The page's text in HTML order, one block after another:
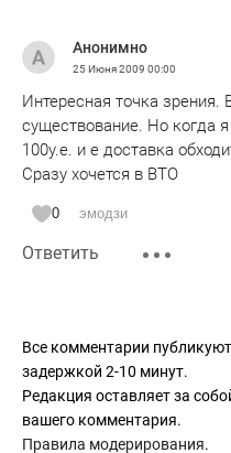
Анонимно
25 Июня 2009 00:00
Интересная точка зрения.
существование. Но когда
100у.е. и е доставка
Сразу хочется в ВТО
0 эмодзи
Ответить
Все комментарии
задержкой 2-10 минут.
Редакция оставляет за
вашего комментария.
Правила модерирования.